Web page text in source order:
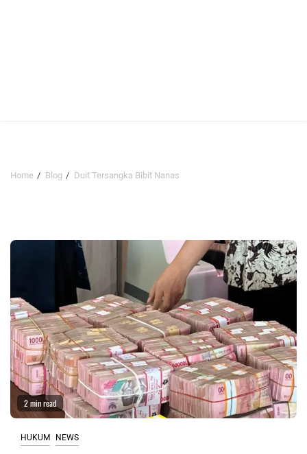
Home Blog Duit Tersangka Bibit Nanas
2 min read
HUKUM NEWS